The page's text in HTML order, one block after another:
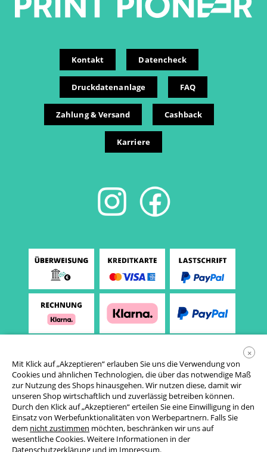
Kontakt Datencheck
Druckdatenanlage FAQ
Zahlung & Versand Cashback
Karriere
AGB
Datenschutzerklärung
×
Mit Klick auf „Akzeptieren“ erlauben Sie uns die Verwendung von
Cookies und ähnlichen Technologien, die über das notwendige Maß
zur Nutzung des Shops hinausgehen. Wir nutzen diese, damit wir
unseren Shop wirtschaftlich und zuverlässig betreiben können.
Durch den Klick auf „Akzeptieren“ erteilen Sie eine Einwilligung in den
Einsatz von Werbefunktionalitäten von Werbepartnern. Falls Sie
dem nicht zustimmen möchten, beschränken wir uns auf
wesentliche Cookies. Weitere Informationen in der
Datenschutzerklärung und im Impressum.